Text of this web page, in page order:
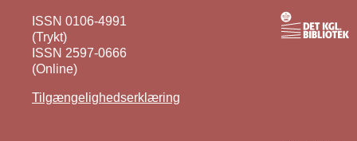
ISSN 0106-4991
(Trykt)
ISSN 2597-0666
(Online)
Tilgængelighedserklæring